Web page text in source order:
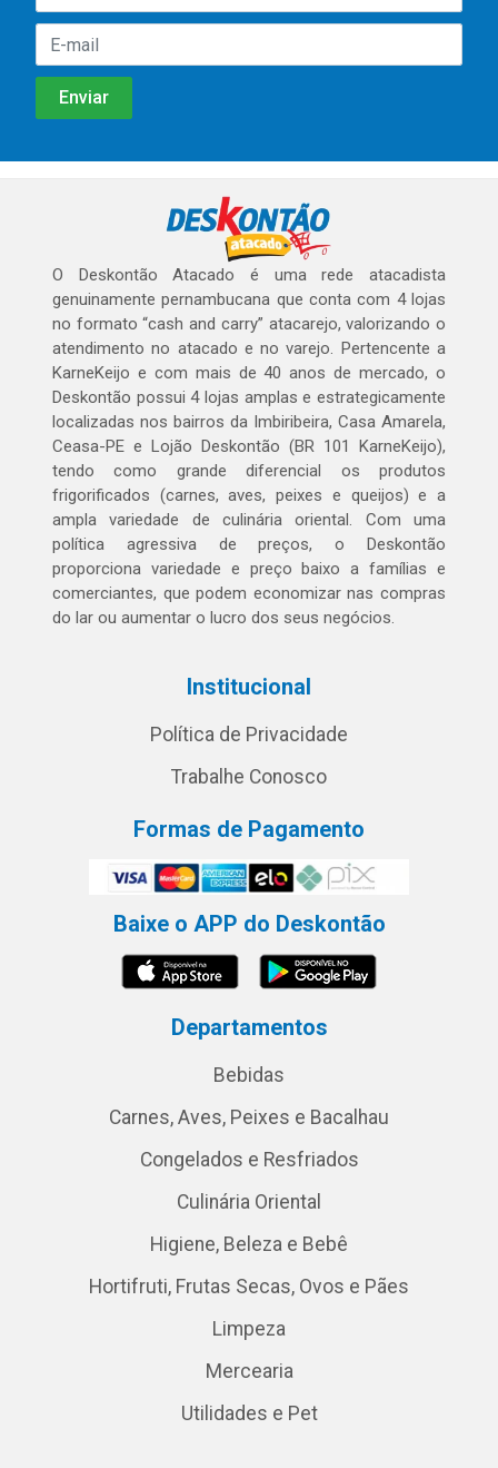
O Deskontão Atacado é uma rede atacadista
genuinamente pernambucana que conta com 4 lojas
no formato “cash and carry” atacarejo, valorizando o
atendimento no atacado e no varejo. Pertencente a
KarneKeijo e com mais de 40 anos de mercado, o
Deskontão possui 4 lojas amplas e estrategicamente
localizadas nos bairros da Imbiribeira, Casa Amarela,
Ceasa-PE e Lojão Deskontão (BR 101 KarneKeijo),
tendo como grande diferencial os produtos
frigorificados (carnes, aves, peixes e queijos) e a
ampla variedade de culinária oriental. Com uma
política agressiva de preços, o Deskontão
proporciona variedade e preço baixo a famílias e
comerciantes, que podem economizar nas compras
do lar ou aumentar o lucro dos seus negócios.
Institucional
Política de Privacidade
Trabalhe Conosco
Formas de Pagamento
Baixe o APP do Deskontão
Departamentos
Bebidas
Carnes, Aves, Peixes e Bacalhau
Congelados e Resfriados
Culinária Oriental
Higiene, Beleza e Bebê
Hortifruti, Frutas Secas, Ovos e Pães
Limpeza
Mercearia
Utilidades e Pet